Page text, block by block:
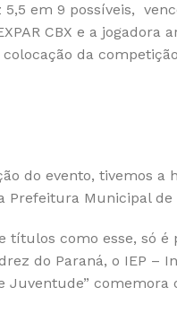
em 9 possíveis,
CBX e a
da
do evento, tivemos
Prefeitura Municipal
títulos como esse, só
do Paraná, o IEP
comemora